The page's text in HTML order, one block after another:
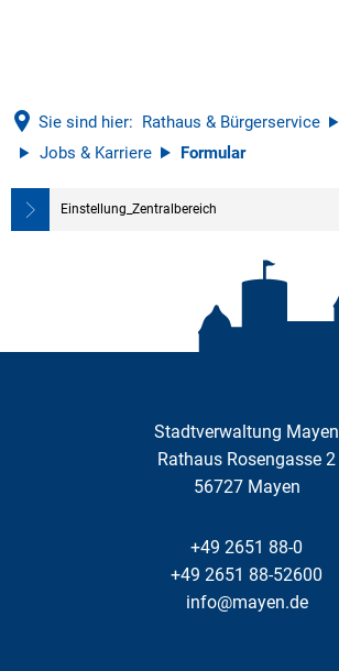
Sie sind hier: Rathaus & Bürgerservice
Jobs & Karriere
Formular
Formular
Einstellung_Zentralbereich
Stadtverwaltung Mayen
Rathaus Rosengasse 2
56727 Mayen
+49 2651 88-0
+49 2651 88-52600
info@mayen.de